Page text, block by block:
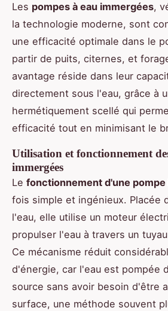
Les pompes à eau immergées,
la technologie moderne, sont
une efficacité optimale dans le
partir de puits, citernes, et
avantage réside dans leur
directement sous l'eau, grâce à
hermétiquement scellé qui
efficacité tout en minimisant le
Utilisation et fonctionnement
immergées
Le fonctionnement d'une
fois simple et ingénieux. Placée
l'eau, elle utilise un moteur
propulser l'eau à travers un
Ce mécanisme réduit
d'énergie, car l'eau est pompée
source sans avoir besoin d'être
surface, une méthode souvent